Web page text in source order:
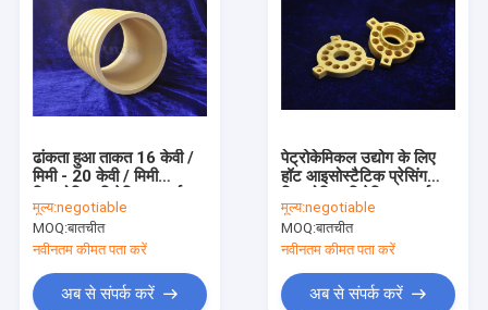
ढांकता हुआ ताकत 16 केवी /
मिमी - 20 केवी / मिमी
मूल्य:negotiable
MOQ:बातचीत
नवीनतम कीमत पता करें
अब से संपर्क करें
पेट्रोकेमिकल उद्योग के लिए
हॉट आइसोस्टैटिक प्रेसिंग
मूल्य:negotiable
MOQ:बातचीत
नवीनतम कीमत पता करें
अब से संपर्क करें